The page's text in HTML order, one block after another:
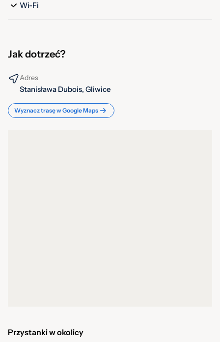
Wi-Fi
Jak dotrzeć?
Adres
Stanisława Dubois, Gliwice
Wyznacz trasę w Google Maps
Przystanki w okolicy